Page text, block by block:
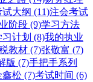
试大纲 (11)注会考试
阶段 (9)学习方法
习计划 (8)我的执业
教材 (7)张敬富 (7)
版 (7)手把手系列
鑫松 (7)考试时间 (6)